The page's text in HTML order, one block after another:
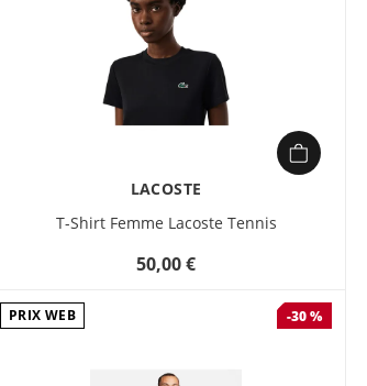
LACOSTE
T-Shirt Femme Lacoste Tennis
50,00 €
PRIX WEB -30 %